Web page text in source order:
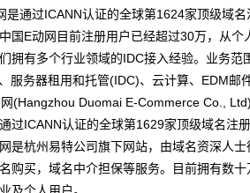
通过ICANN认证的全球第1624家顶级域名
国E动网目前注册用户已经超过30万，从个
拥有多个行业领域的IDC接入经验。业务范
服务器租用和托管(IDC)、云计算、EDM邮
Duomai E-Commerce Co., Ltd)
ICANN认证的全球第1629家顶级域名注册
是杭州易特公司旗下网站，由域名资深人
购买，域名中介担保等服务。目前拥有数